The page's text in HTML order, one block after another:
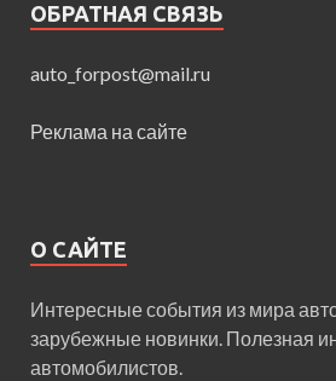
ОБРАТНАЯ СВЯЗЬ
auto_forpost@mail.ru
Реклама на сайте
О САЙТЕ
Интересные события из мира
зарубежные новинки. Полезная
автомобилистов.